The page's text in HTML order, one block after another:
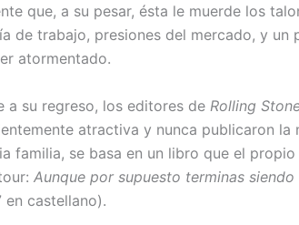
que, a su pesar, ésta le muerde los
de trabajo, presiones del mercado, y
atormentado.
a su regreso, los editores de Rolling
atractiva y nunca publicaron
familia, se basa en un libro que el
Aunque por supuesto terminas
en castellano).